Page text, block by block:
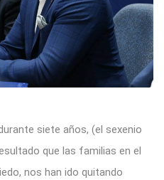
siete años, (el sexenio
que las familias en el
nos han ido quitando